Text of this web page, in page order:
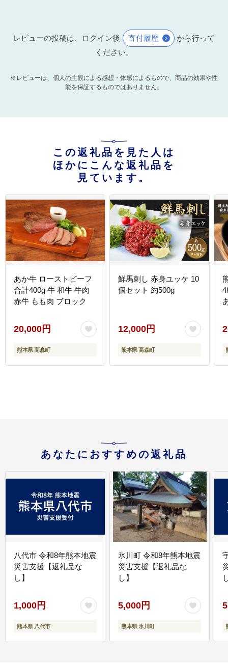
レビューの投稿は、ログイン後 寄付履歴
から行って
ください。
※レビューは、個人の主観による感想・体感によるもので、商品の効果や性
能を保証するものではありません。
この返礼品を見た人は
ほかにこんな返礼品を
見ています。
あか牛 ローストビーフ
合計400g 牛 和牛 牛肉
赤牛 もも肉 ブロック
20,000円
熊本県 高森町
鮮馬刺し 赤身ユッケ 10
個セット 約500g
12,000円
熊本県 高森町
あなたにおすすめの返礼品
八代市 令和8年熊本地震
災害支援【返礼品な
し】
1,000円
熊本県 八代市
氷川町 令和8年熊本地震
災害支援【返礼品な
し】
5,000円
熊本県 氷川町